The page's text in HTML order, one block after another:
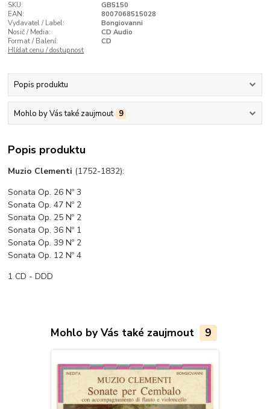
SKU:
GB5150
EAN:
8007068515028
Vydavatel / Label:
Bongiovanni
Nosič / Media:
CD Audio
Format / Balení:
CD
Hlídat cenu / dostupnost
Popis produktu
Mohlo by Vás také zaujmout 9
Popis produktu
Muzio Clementi (1752-1832):
Sonata Op. 26 Nº 3
Sonata Op. 47 Nº 2
Sonata Op. 25 Nº 2
Sonata Op. 36 Nº 1
Sonata Op. 39 Nº 2
Sonata Op. 12 Nº 4
1 CD - DDD
Mohlo by Vás také zaujmout 9